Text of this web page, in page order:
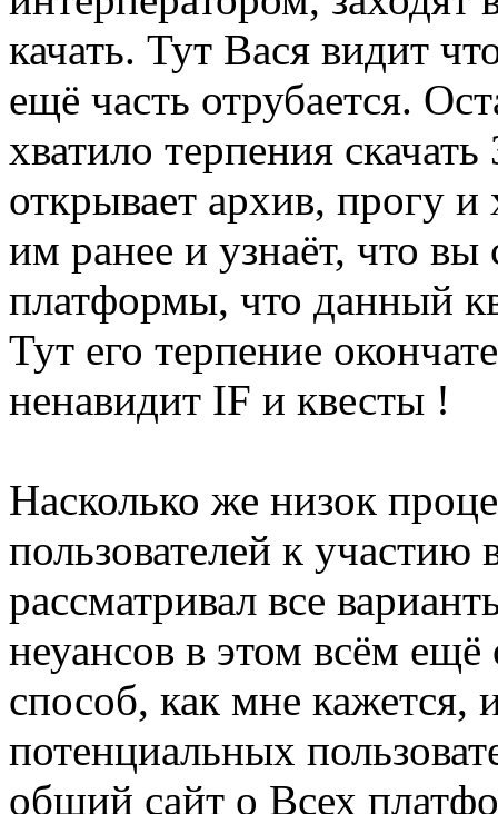
качать. Тут Вася видит
ещё часть отрубается.
хватило терпения
открывает архив, прогу и
им ранее и узнаёт, что вы
платформы, что данный
Тут его терпение
ненавидит IF и квесты !
Насколько же низок
пользователей к
рассматривал все
неуансов в этом всём
способ, как мне
потенциальных
общий сайт о Всех